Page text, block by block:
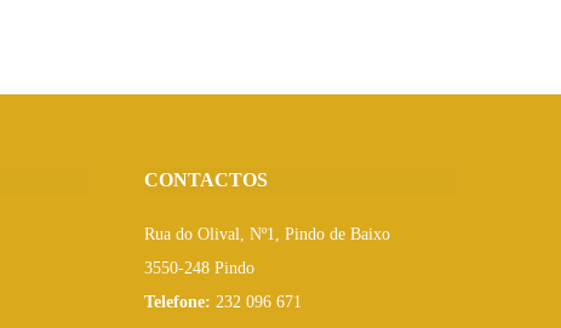
CONTACTOS
Rua do Olival, Nº1, Pindo de Baixo
3550-248 Pindo
Telefone: 232 096 671